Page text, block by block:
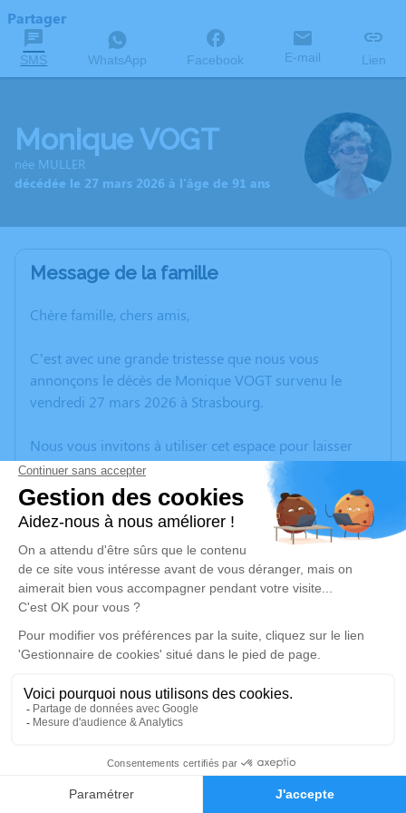
Faire-part Hommages
Partager
SMS WhatsApp Facebook E-mail Lien
Monique VOGT
née MULLER
décédée le 27 mars 2026 à l'âge de 91 ans
Message de la famille
Chère famille, chers amis,
C’est avec une grande tristesse que nous vous
annonçons le décès de Monique VOGT survenu le
vendredi 27 mars 2026 à Strasbourg.
Nous vous invitons à utiliser cet espace pour laisser
vos condoléances, partager des photos souvenirs, une
anecdote ou exprimer vos pensées à travers des
poèmes ou des textes. Cet endroit est un lieu
d'expression dédié à honorer la mémoire de Monique
VOGT.
Cérémonie religieuse
Église Saint Etienne de Rosheim
58 Rue du Gén de Gaulle
Je rends hommage